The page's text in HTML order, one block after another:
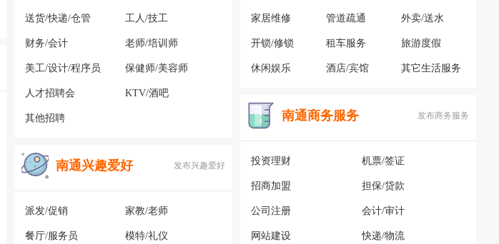
送货/快递/仓管 工人/技工
财务/会计 老师/培训师
美工/设计/程序员 保健师/美容师
人才招聘会 KTV/酒吧
其他招聘
南通兴趣爱好 发布兴趣爱好
派发/促销 家教/老师
餐厅/服务员 模特/礼仪
家居维修 管道疏通 外卖/送水
开锁/修锁 租车服务 旅游度假
休闲娱乐 酒店/宾馆 其它生活服务
南通商务服务 发布商务服务
投资理财 机票/签证
招商加盟 担保/贷款
公司注册 会计/审计
网站建设 快递/物流